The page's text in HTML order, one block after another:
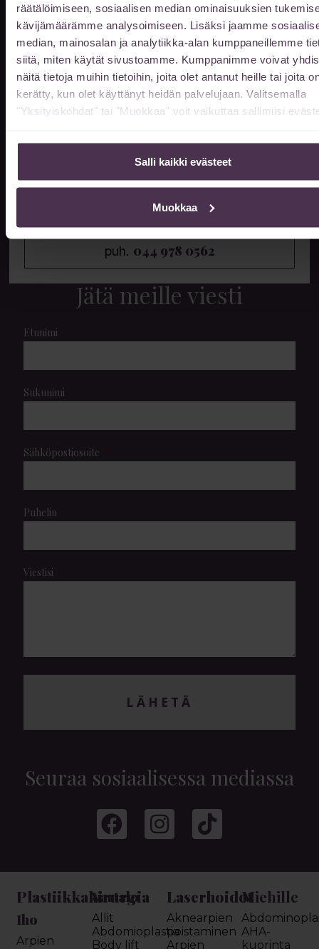
räätälöimiseen, sosiaalisen median ominaisuuksien
kävijämäärämme analysoimiseen. Lisäksi jaamme
median, mainosalan ja analytiikka-alan kumppaneillemme
siitä, miten käytät sivustoamme. Kumppanimme voivat
näitä tietoja muihin tietoihin, joita olet antanut heille tai joita
kerätty, kun olet käyttänyt heidän palvelujaan. Valitsemalla
"Yksityiskohdat" tai "Muokkaa" voit vaikuttaa sallimiisi
Salli kaikki evästeet
Muokkaa
tai
P-Paviljonki 2 (Uno Savolan katu 6)
Aukioloajat
Vastaanottomme on auki ajanvarauksella
arkisin klo 10-20. Muina aikoina
sopimuksen mukaan.
Kun saavut ennen klo 8, tai klo 16 jälkeen
niin ovet avautuvat soittamalla
puh. 044 978 0562
Jätä meille viesti
Etunimi
Sukunimi
Sähköpostiosoite
Puhelin
Viestisi
LÄHETÄ
Seuraa sosiaalisessa mediassa
Plastiikkakirurgia
Iho
Arpien
Vartalo
Allit
Abdomioplastia
Body lift
Laserhoidot
Aknearpien
poistaminen
Arpien
Miehille
AHA-
kuorinta